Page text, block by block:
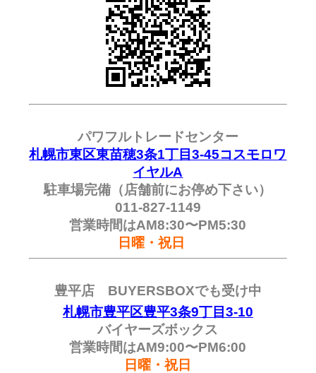
パワフルトレードセンター
札幌市東区東苗穂3条1丁目3-45コスモロワ
イヤルA
駐車場完備（店舗前にお停め下さい）
011-827-1149
営業時間はAM8:30〜PM5:30
日曜・祝日
豊平店 BUYERSBOXでも受け中
札幌市豊平区豊平3条9丁目3-10
バイヤーズボックス
営業時間はAM9:00〜PM6:00
日曜・祝日